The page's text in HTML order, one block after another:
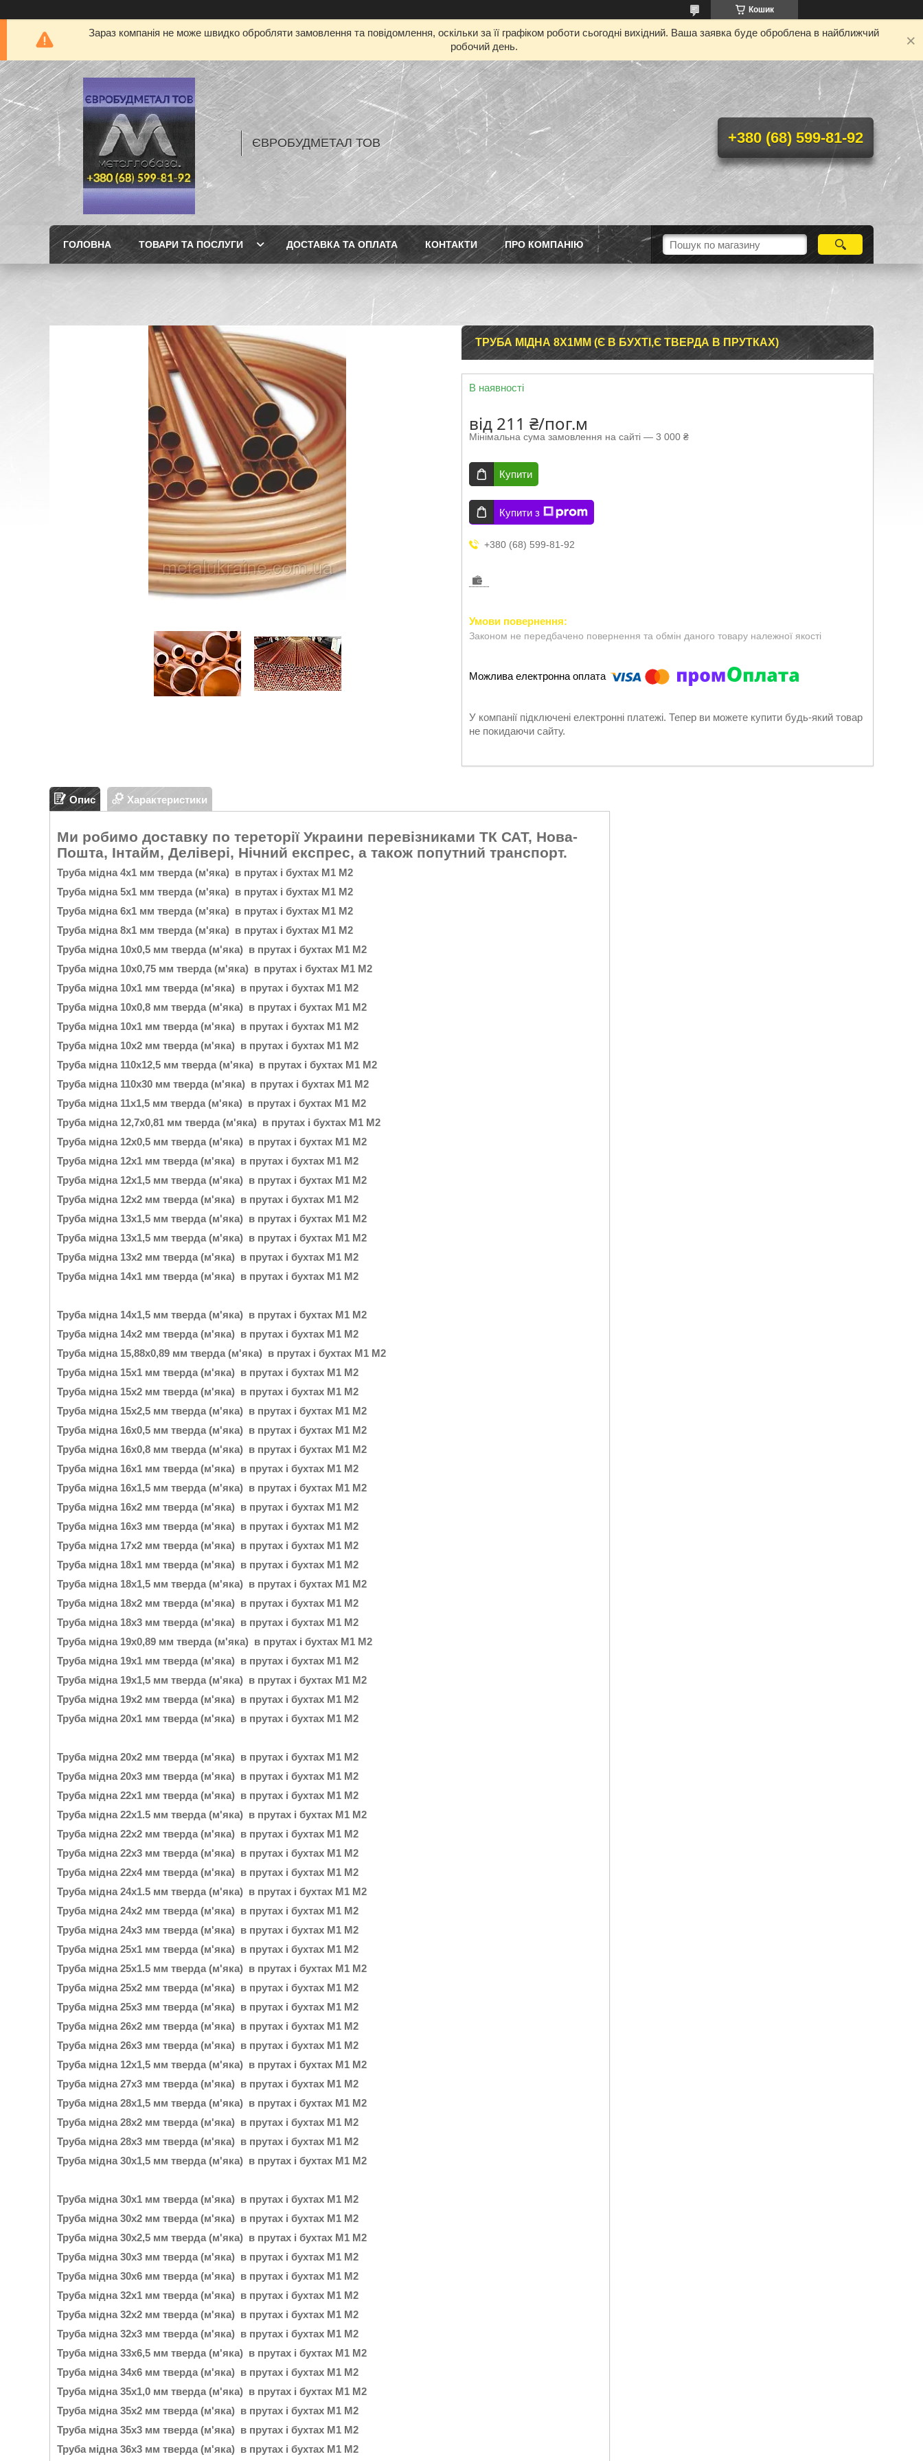
Кошик
Зараз компанія не може швидко обробляти замовлення та повідомлення, оскільки за її графіком роботи сьогодні вихідний. Ваша заявка буде оброблена в найближчий
робочий день.
ЄВРОБУДМЕТАЛ ТОВ +380 (68) 599-81-92
ГОЛОВНА ТОВАРИ ТА ПОСЛУГИ ДОСТАВКА ТА ОПЛАТА КОНТАКТИ ПРО КОМПАНІЮ
ТРУБА МІДНА 8Х1ММ (Є В БУХТІ,Є ТВЕРДА В ПРУТКАХ)
В наявності
від 211 ₴/пог.м
Мінімальна сума замовлення на сайті — 3 000 ₴
Купити
Купити з
+380 (68) 599-81-92
Законом не передбачено повернення та обмін даного товару належної якості
У компанії підключені електронні платежі. Тепер ви можете купити будь-який товар
не покидаючи сайту.
Опис Характеристики
Ми робимо доставку по тереторії Украини перевізниками ТК САТ, Нова-
Пошта, Інтайм, Делівері, Нічний експрес, а також попутний транспорт.
Труба мідна 4х1 мм тверда (м'яка) в прутах і бухтах М1 М2
Труба мідна 5х1 мм тверда (м'яка) в прутах і бухтах М1 М2
Труба мідна 6х1 мм тверда (м'яка) в прутах і бухтах М1 М2
Труба мідна 8х1 мм тверда (м'яка) в прутах і бухтах М1 М2
Труба мідна 10х0,5 мм тверда (м'яка) в прутах і бухтах М1 М2
Труба мідна 10х0,75 мм тверда (м'яка) в прутах і бухтах М1 М2
Труба мідна 10х1 мм тверда (м'яка) в прутах і бухтах М1 М2
Труба мідна 10х0,8 мм тверда (м'яка) в прутах і бухтах М1 М2
Труба мідна 10х1 мм тверда (м'яка) в прутах і бухтах М1 М2
Труба мідна 10х2 мм тверда (м'яка) в прутах і бухтах М1 М2
Труба мідна 110х12,5 мм тверда (м'яка) в прутах і бухтах М1 М2
Труба мідна 110х30 мм тверда (м'яка) в прутах і бухтах М1 М2
Труба мідна 11х1,5 мм тверда (м'яка) в прутах і бухтах М1 М2
Труба мідна 12,7х0,81 мм тверда (м'яка) в прутах і бухтах М1 М2
Труба мідна 12х0,5 мм тверда (м'яка) в прутах і бухтах М1 М2
Труба мідна 12х1 мм тверда (м'яка) в прутах і бухтах М1 М2
Труба мідна 12х1,5 мм тверда (м'яка) в прутах і бухтах М1 М2
Труба мідна 12х2 мм тверда (м'яка) в прутах і бухтах М1 М2
Труба мідна 13х1,5 мм тверда (м'яка) в прутах і бухтах М1 М2
Труба мідна 13х1,5 мм тверда (м'яка) в прутах і бухтах М1 М2
Труба мідна 13х2 мм тверда (м'яка) в прутах і бухтах М1 М2
Труба мідна 14х1 мм тверда (м'яка) в прутах і бухтах М1 М2
Труба мідна 14х1,5 мм тверда (м'яка) в прутах і бухтах М1 М2
Труба мідна 14х2 мм тверда (м'яка) в прутах і бухтах М1 М2
Труба мідна 15,88х0,89 мм тверда (м'яка) в прутах і бухтах М1 М2
Труба мідна 15х1 мм тверда (м'яка) в прутах і бухтах М1 М2
Труба мідна 15х2 мм тверда (м'яка) в прутах і бухтах М1 М2
Труба мідна 15х2,5 мм тверда (м'яка) в прутах і бухтах М1 М2
Труба мідна 16х0,5 мм тверда (м'яка) в прутах і бухтах М1 М2
Труба мідна 16х0,8 мм тверда (м'яка) в прутах і бухтах М1 М2
Труба мідна 16х1 мм тверда (м'яка) в прутах і бухтах М1 М2
Труба мідна 16х1,5 мм тверда (м'яка) в прутах і бухтах М1 М2
Труба мідна 16х2 мм тверда (м'яка) в прутах і бухтах М1 М2
Труба мідна 16х3 мм тверда (м'яка) в прутах і бухтах М1 М2
Труба мідна 17х2 мм тверда (м'яка) в прутах і бухтах М1 М2
Труба мідна 18х1 мм тверда (м'яка) в прутах і бухтах М1 М2
Труба мідна 18х1,5 мм тверда (м'яка) в прутах і бухтах М1 М2
Труба мідна 18х2 мм тверда (м'яка) в прутах і бухтах М1 М2
Труба мідна 18х3 мм тверда (м'яка) в прутах і бухтах М1 М2
Труба мідна 19х0,89 мм тверда (м'яка) в прутах і бухтах М1 М2
Труба мідна 19х1 мм тверда (м'яка) в прутах і бухтах М1 М2
Труба мідна 19х1,5 мм тверда (м'яка) в прутах і бухтах М1 М2
Труба мідна 19х2 мм тверда (м'яка) в прутах і бухтах М1 М2
Труба мідна 20х1 мм тверда (м'яка) в прутах і бухтах М1 М2
Труба мідна 20х2 мм тверда (м'яка) в прутах і бухтах М1 М2
Труба мідна 20х3 мм тверда (м'яка) в прутах і бухтах М1 М2
Труба мідна 22х1 мм тверда (м'яка) в прутах і бухтах М1 М2
Труба мідна 22х1.5 мм тверда (м'яка) в прутах і бухтах М1 М2
Труба мідна 22х2 мм тверда (м'яка) в прутах і бухтах М1 М2
Труба мідна 22х3 мм тверда (м'яка) в прутах і бухтах М1 М2
Труба мідна 22х4 мм тверда (м'яка) в прутах і бухтах М1 М2
Труба мідна 24х1.5 мм тверда (м'яка) в прутах і бухтах М1 М2
Труба мідна 24х2 мм тверда (м'яка) в прутах і бухтах М1 М2
Труба мідна 24х3 мм тверда (м'яка) в прутах і бухтах М1 М2
Труба мідна 25х1 мм тверда (м'яка) в прутах і бухтах М1 М2
Труба мідна 25х1.5 мм тверда (м'яка) в прутах і бухтах М1 М2
Труба мідна 25х2 мм тверда (м'яка) в прутах і бухтах М1 М2
Труба мідна 25х3 мм тверда (м'яка) в прутах і бухтах М1 М2
Труба мідна 26х2 мм тверда (м'яка) в прутах і бухтах М1 М2
Труба мідна 26х3 мм тверда (м'яка) в прутах і бухтах М1 М2
Труба мідна 12х1,5 мм тверда (м'яка) в прутах і бухтах М1 М2
Труба мідна 27х3 мм тверда (м'яка) в прутах і бухтах М1 М2
Труба мідна 28х1,5 мм тверда (м'яка) в прутах і бухтах М1 М2
Труба мідна 28х2 мм тверда (м'яка) в прутах і бухтах М1 М2
Труба мідна 28х3 мм тверда (м'яка) в прутах і бухтах М1 М2
Труба мідна 30х1,5 мм тверда (м'яка) в прутах і бухтах М1 М2
Труба мідна 30х1 мм тверда (м'яка) в прутах і бухтах М1 М2
Труба мідна 30х2 мм тверда (м'яка) в прутах і бухтах М1 М2
Труба мідна 30х2,5 мм тверда (м'яка) в прутах і бухтах М1 М2
Труба мідна 30х3 мм тверда (м'яка) в прутах і бухтах М1 М2
Труба мідна 30х6 мм тверда (м'яка) в прутах і бухтах М1 М2
Труба мідна 32х1 мм тверда (м'яка) в прутах і бухтах М1 М2
Труба мідна 32х2 мм тверда (м'яка) в прутах і бухтах М1 М2
Труба мідна 32х3 мм тверда (м'яка) в прутах і бухтах М1 М2
Труба мідна 33х6,5 мм тверда (м'яка) в прутах і бухтах М1 М2
Труба мідна 34х6 мм тверда (м'яка) в прутах і бухтах М1 М2
Труба мідна 35х1,0 мм тверда (м'яка) в прутах і бухтах М1 М2
Труба мідна 35х2 мм тверда (м'яка) в прутах і бухтах М1 М2
Труба мідна 35х3 мм тверда (м'яка) в прутах і бухтах М1 М2
Труба мідна 36х3 мм тверда (м'яка) в прутах і бухтах М1 М2